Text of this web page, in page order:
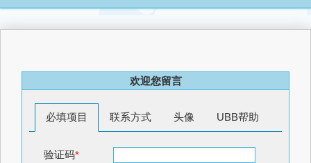
欢迎您留言
必填项目 联系方式 头像 UBB帮助
验证码*